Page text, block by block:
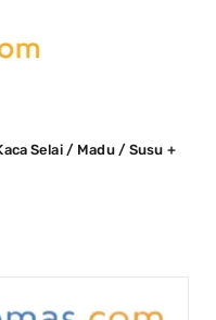
Selai / Madu / Susu +